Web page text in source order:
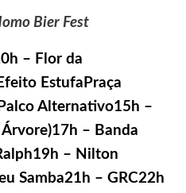
Bier Fest
– Flor da
EstufaPraça
Alternativo15h –
– Banda
– Nilton
Samba21h – GRC22h